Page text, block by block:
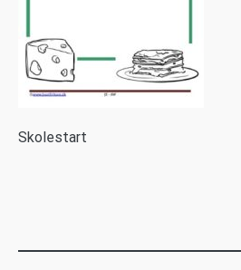
Skolestart